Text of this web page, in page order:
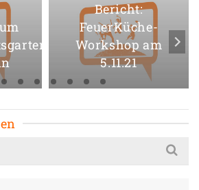
Bericht:
FeuerKüche-
Workshop am
5.11.21